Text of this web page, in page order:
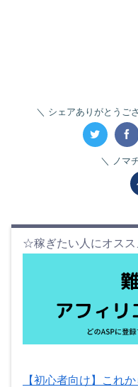
シェアありがとうご
ノマ
☆稼ぎたい人にオス
【初心者向け】これ